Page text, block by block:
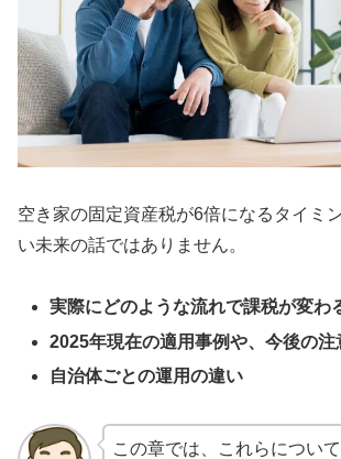
空き家の固定資産税が6倍になるタイミ
い未来の話ではありません。
実際にどのような流れで課税が変わ
2025年現在の適用事例や、今後の注
自治体ごとの運用の違い
この章では、これらについ